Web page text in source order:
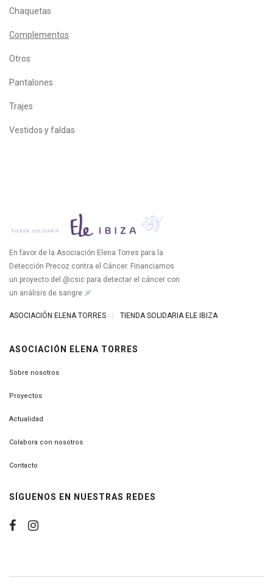
Chaquetas
Complementos
Otros
Pantalones
Trajes
Vestidos y faldas
En favor de la Asociación Elena Torres para la
Detección Precoz contra el Cáncer. Financiamos
un proyecto del @csic para detectar el cáncer con
un análisis de sangre
ASOCIACIÓN ELENA TORRES TIENDA SOLIDARIA ELE IBIZA
ASOCIACIÓN ELENA TORRES
Sobre nosotros
Proyectos
Actualidad
Colabora con nosotros
Contacto
SÍGUENOS EN NUESTRAS REDES